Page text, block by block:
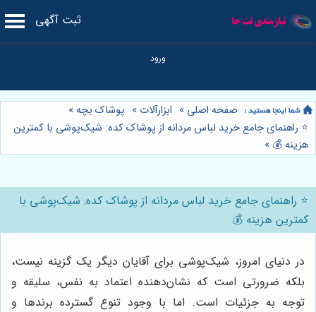
ثبت آگهی
صفحه اصلی » ابزارآلات » پوشاک بچه»
⭐️ راهنمای جامع خرید لباس مردانه از پوشاک کده: شیک‌پوشی با کمترین
هزینه 💰 »
⭐️ راهنمای جامع خرید لباس مردانه از پوشاک کده: شیک‌پوشی با
کمترین هزینه 💰
در دنیای امروز، شیک‌پوشی برای آقایان دیگر یک گزینه نیست،
بلکه ضرورتی است که نشان‌دهنده اعتماد به نفس، سلیقه و
توجه به جزئیات است. اما با وجود تنوع گسترده برندها و